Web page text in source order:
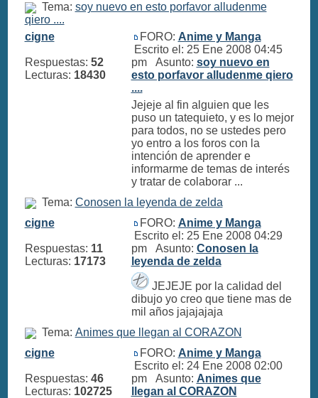
Tema: soy nuevo en esto porfavor alludenme
qiero ....
cigne
Respuestas: 52
Lecturas: 18430
FORO: Anime y Manga
Escrito el: 25 Ene 2008 04:45
pm Asunto: soy nuevo en
esto porfavor alludenme qiero
....
Jejeje al fin alguien que les
puso un tatequieto, y es lo mejor
para todos, no se ustedes pero
yo entro a los foros con la
intención de aprender e
informarme de temas de interés
y tratar de colaborar ...
Tema: Conosen la leyenda de zelda
cigne
Respuestas: 11
Lecturas: 17173
FORO: Anime y Manga
Escrito el: 25 Ene 2008 04:29
pm Asunto: Conosen la
leyenda de zelda
JEJEJE por la calidad del
dibujo yo creo que tiene mas de
mil años jajajajaja
Tema: Animes que llegan al CORAZON
cigne
Respuestas: 46
Lecturas: 102725
FORO: Anime y Manga
Escrito el: 24 Ene 2008 02:00
pm Asunto: Animes que
llegan al CORAZON